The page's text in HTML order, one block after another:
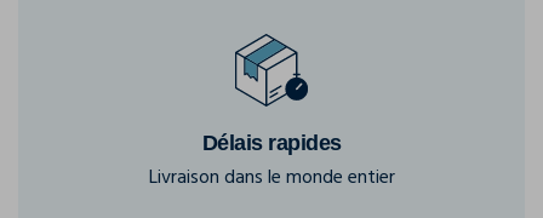
Délais rapides
Livraison dans le monde entier